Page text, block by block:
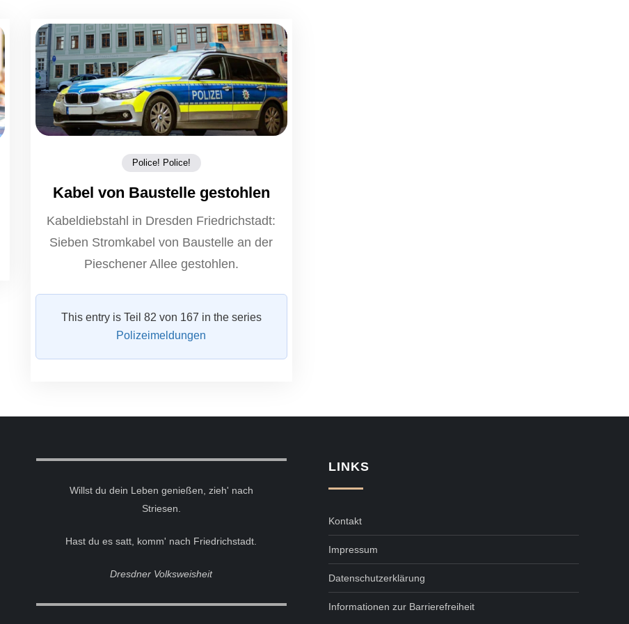
Police! Police!
Kabel von Baustelle gestohlen
Kabeldiebstahl in Dresden Friedrichstadt:
Sieben Stromkabel von Baustelle an der
Pieschener Allee gestohlen.
This entry is Teil 82 von 167 in the series
Polizeimeldungen
Willst du dein Leben genießen, zieh' nach
Striesen.
Hast du es satt, komm' nach Friedrichstadt.
Dresdner Volksweisheit
LINKS
Kontakt
Impressum
Datenschutzerklärung
Informationen zur Barrierefreiheit